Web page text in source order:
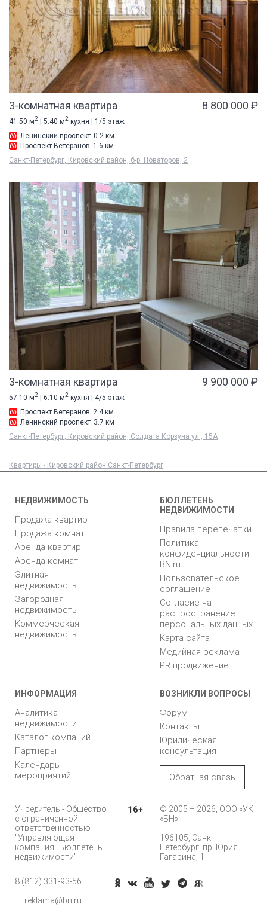
3-комнатная квартира 8 800 000 ₽
41.50 м2 | 5.40 м2 кухня | 1/5 этаж
Ленинский проспект 0.2 км
Проспект Ветеранов 1.6 км
Санкт-Петербург, Кировский район, б-р. Новаторов, 2
3-комнатная квартира 9 900 000 ₽
57.10 м2 | 6.10 м2 кухня | 4/5 этаж
Проспект Ветеранов 2.4 км
Ленинский проспект 3.7 км
Санкт-Петербург, Кировский район, Солдата Корзуна ул., 15А
Квартиры - Кировский район Санкт-Петербург
НЕДВИЖИМОСТЬ
Продажа квартир
Продажа комнат
Аренда квартир
Аренда комнат
Элитная
недвижимость
Загородная
недвижимость
Коммерческая
недвижимость
БЮЛЛЕТЕНЬ
НЕДВИЖИМОСТИ
Правила перепечатки
Политика
конфиденциальности
BN.ru
Пользовательское
соглашение
Согласие на
распространение
персональных данных
Карта сайта
Медийная реклама
PR продвижение
ИНФОРМАЦИЯ
Аналитика
недвижимости
Каталог компаний
Партнеры
Календарь
мероприятий
ВОЗНИКЛИ ВОПРОСЫ
Форум
Контакты
Юридическая
консультация
Обратная связь
Учредитель - Общество
с ограниченной
ответственностью
"Управляющая
компания "Бюллетень
недвижимости"
16+
© 2005 – 2026, ООО «УК
«БН»
196105, Санкт-
Петербург, пр. Юрия
Гагарина, 1
8 (812) 331-93-56
reklama@bn.ru